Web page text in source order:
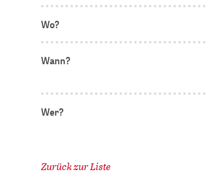
Wo?
Wann?
Wer?
Zurück zur Liste